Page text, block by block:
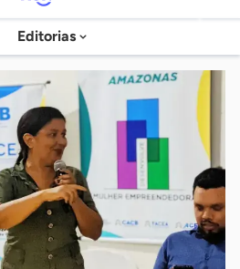
Agência
Sebrae
de
Notícias
Editorias
chave